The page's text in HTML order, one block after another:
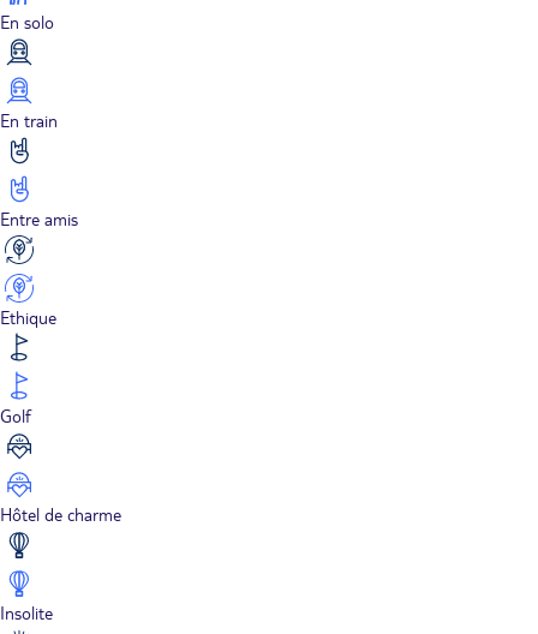
En solo
En train
Entre amis
Ethique
Golf
Hôtel de charme
Insolite